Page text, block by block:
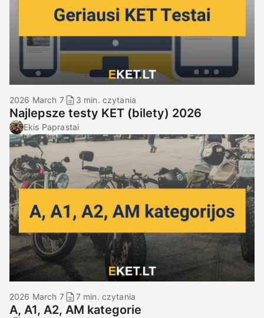
2026 March 7 3 min. czytania
Najlepsze testy KET (bilety) 2026
Ekis Paprastai
2026 March 7 7 min. czytania
A, A1, A2, AM kategorie